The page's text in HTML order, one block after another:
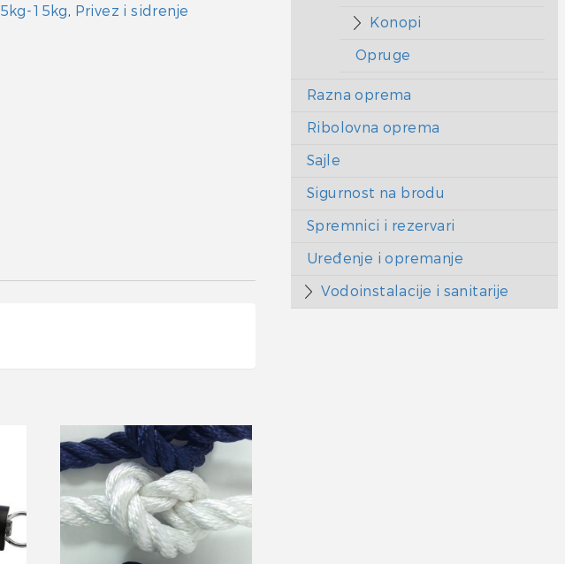
5kg-15kg, Privez i sidrenje
Konopi
Opruge
Razna oprema
Ribolovna oprema
Sajle
Sigurnost na brodu
Spremnici i rezervari
Uređenje i opremanje
Vodoinstalacije i sanitarije